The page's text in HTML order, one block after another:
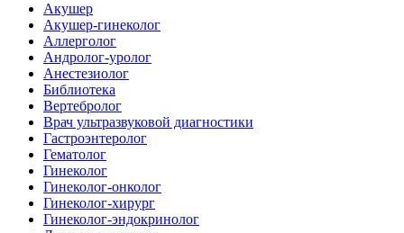
Акушер
Акушер-гинеколог
Аллерголог
Андролог-уролог
Анестезиолог
Библиотека
Вертебролог
Врач ультразвуковой диагностики
Гастроэнтеролог
Гематолог
Гинеколог
Гинеколог-онколог
Гинеколог-хирург
Гинеколог-эндокринолог